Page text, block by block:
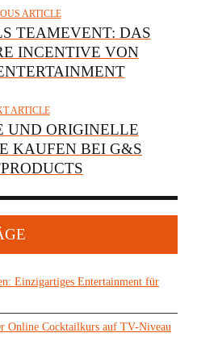
ARTICLE
TEAMEVENT: DAS
INCENTIVE VON
ARTICLE
UND ORIGINELLE
KAUFEN BEI G&S
Einzigartiges Entertainment für
Online Cocktailkurs auf TV-Niveau